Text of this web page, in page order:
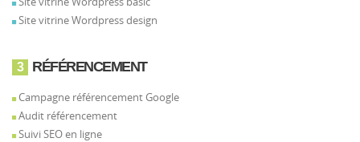
Site vitrine Wordpress design
3 RÉFÉRENCEMENT
Campagne référencement Google
Audit référencement
Suivi SEO en ligne